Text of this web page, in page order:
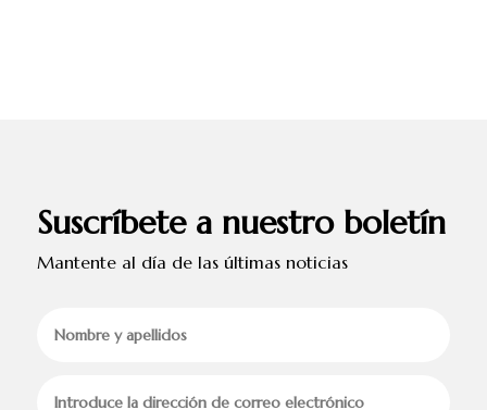
Suscríbete a nuestro boletín
Mantente al día de las últimas noticias